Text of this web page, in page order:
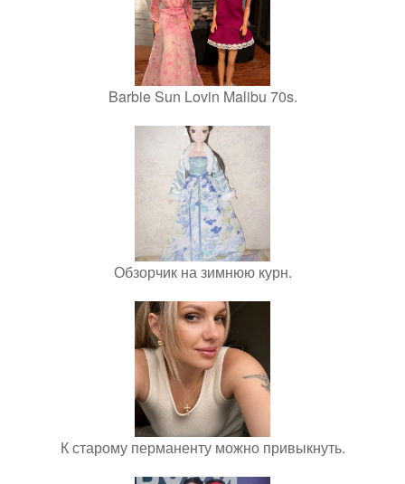
Barbie Sun Lovin Malibu 70s.
Обзорчик на зимнюю курн.
К старому перманенту можно привыкнуть.